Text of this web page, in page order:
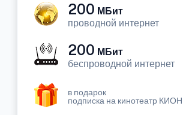
200 МБит
проводной интернет
200 МБит
беспроводной интернет
в подарок
подписка на кинотеатр КИОН